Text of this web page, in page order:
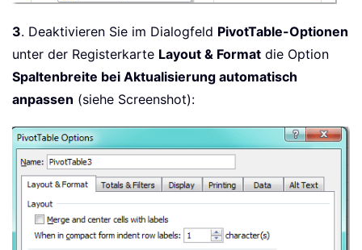
3. Deaktivieren Sie im Dialogfeld PivotTable-Optionen
unter der Registerkarte Layout & Format die Option
Spaltenbreite bei Aktualisierung automatisch
anpassen (siehe Screenshot):